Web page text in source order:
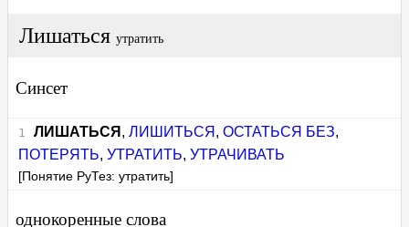
Лишаться утратить
Синсет
ЛИШАТЬСЯ , ЛИШИТЬСЯ , ОСТАТЬСЯ БЕЗ,
ПОТЕРЯТЬ,УТРАТИТЬ,УТРАЧИВАТЬ
[Понятие РуТез: утратить]
однокоренные слова